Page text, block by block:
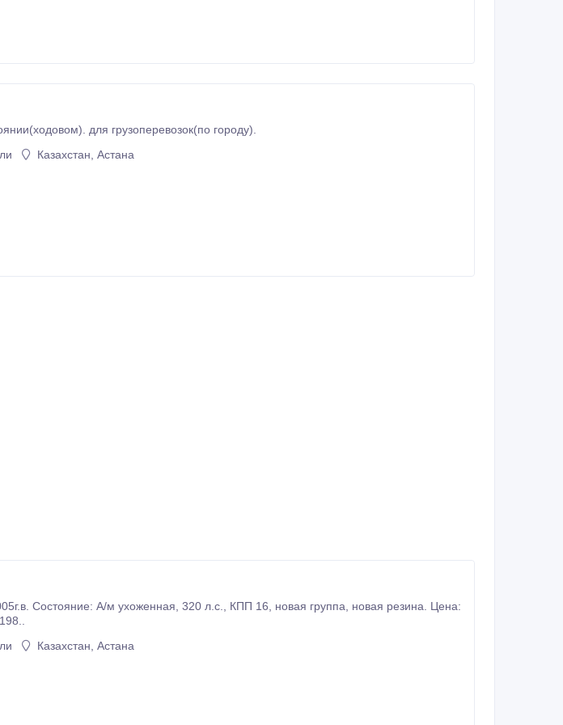
для грузоперевозок(по городу).
Казахстан, Астана
320 л.с., КПП 16, новая группа, новая резина. Цена:
2198..
Казахстан, Астана